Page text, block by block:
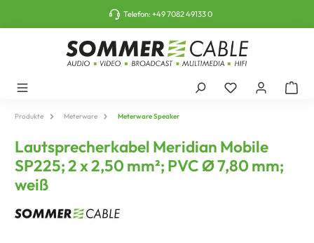
Telefon:+49 7082 49133 0
Produkte Meterware Meterware Speaker
Lautsprecherkabel Meridian Mobile
SP225; 2 x 2,50 mm²; PVC Ø 7,80 mm;
weiß